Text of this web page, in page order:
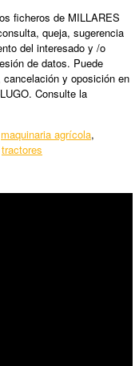
ficheros de MILLARES
queja, sugerencia
del interesado y /o
de datos. Puede
y oposición en
Consulte la
maquinaria agrícola,
tractores